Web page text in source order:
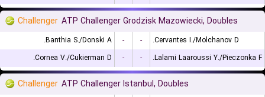
Challenger ATP Challenger Grodzisk Mazowiecki, Doubles
Banthia S./Donski A. - -
Cervantes I./Molchanov D.
Cornea V./Cukierman D.
- - Lalami Laaroussi Y./Pieczonka F.
Challenger ATP Challenger Istanbul, Doubles